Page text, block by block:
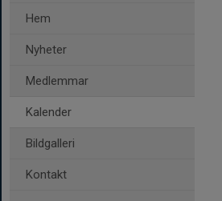
Hem
Nyheter
Medlemmar
Kalender
Bildgalleri
Kontakt